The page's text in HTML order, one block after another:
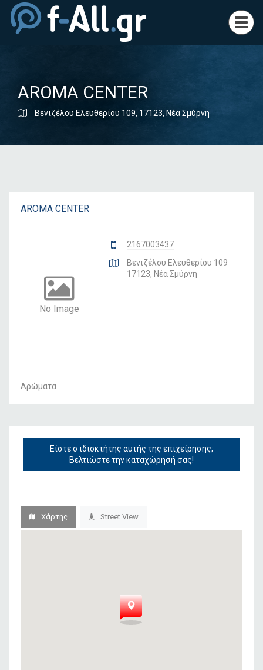
AROMA CENTER
Βενιζέλου Ελευθερίου 109, 17123, Νέα Σμύρνη
AROMA CENTER
No Image
2167003437
Βενιζέλου Ελευθερίου 109
17123, Νέα Σμύρνη
Αρώματα
Είστε ο ιδιοκτήτης αυτής της επιχείρησης;
Βελτιώστε την καταχώρησή σας!
Χάρτης Street View